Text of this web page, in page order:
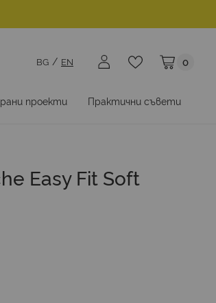
Моята
0
BG EN
проекти Практични съвети
Easy Fit Soft